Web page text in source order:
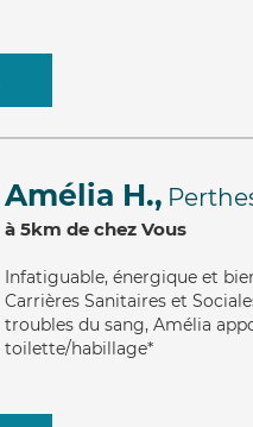
Amélia H.,
à 5km de chez Vous
Infatiguable, énergique et
Carrières Sanitaires et
troubles du sang, Amélia
toilette/habillage*